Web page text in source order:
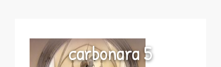
carbonara 5